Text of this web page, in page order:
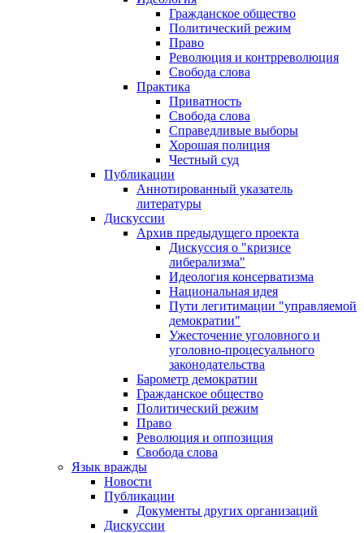
Гражданское общество
Политический режим
Право
Революция и контрреволюция
Свобода слова
Практика
Приватность
Свобода слова
Справедливые выборы
Хорошая полиция
Честный суд
Публикации
Аннотированный указатель
литературы
Дискуссии
Архив предыдущего проекта
Дискуссия о "кризисе
либерализма"
Идеология консерватизма
Национальная идея
Пути легитимации "управляемой
демократии"
Ужесточение уголовного и
уголовно-процесуального
законодательства
Барометр демократии
Гражданское общество
Политический режим
Право
Революция и оппозиция
Свобода слова
Язык вражды
Новости
Публикации
Документы других организаций
Дискуссии